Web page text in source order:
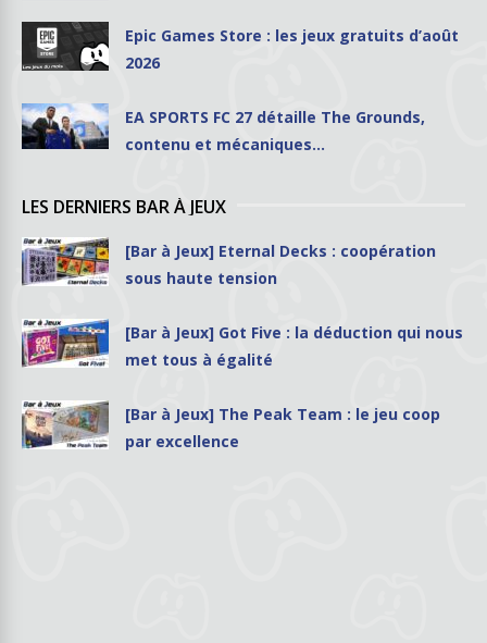
Epic Games Store : les jeux gratuits d’août
2026
EA SPORTS FC 27 détaille The Grounds,
contenu et mécaniques…
LES DERNIERS BAR À JEUX
[Bar à Jeux] Eternal Decks : coopération
sous haute tension
[Bar à Jeux] Got Five : la déduction qui nous
met tous à égalité
[Bar à Jeux] The Peak Team : le jeu coop
par excellence